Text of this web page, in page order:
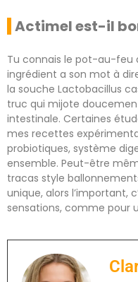
Actimel est-il
Tu connais le pot-au-feu
ingrédient a son mot à
la souche Lactobacillus
truc qui mijote
intestinale. Certaines
mes recettes
probiotiques, système
ensemble. Peut-être
tracas style
unique, alors l’important,
sensations, comme pour